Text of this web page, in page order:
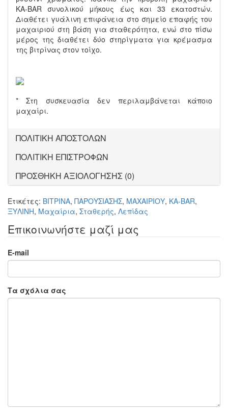
KA-BAR συνολικού μήκους έως και 33 εκατοστών.
Διαθέτει γυάλινη επιφάνεια στο σημείο επαφής του
μαχαιριού στη βάση για σταθερότητα, ενώ στο πίσω
μέρος της διαθέτει δύο στηρίγματα για κρέμασμα
της βιτρίνας στον τοίχο.
* Στη συσκευασία δεν περιλαμβάνεται κάποιο
μαχαίρι.
ΠΟΛΙΤΙΚΗ ΑΠΟΣΤΟΛΩΝ
ΠΟΛΙΤΙΚΗ ΕΠΙΣΤΡΟΦΩΝ
ΠΡΟΣΘΗΚΗ ΑΞΙΟΛΟΓΗΣΗΣ (0)
Ετικέτες: ΒΙΤΡΙΝΑ, ΠΑΡΟΥΣΙΑΣΗΣ, ΜΑΧΑΙΡΙΟΥ, KA-BAR,
ΞΥΛΙΝΗ, Μαχαίρια, Σταθερής, Λεπίδας
Επικοινωνήστε μαζί μας
E-mail
Τα σχόλια σας